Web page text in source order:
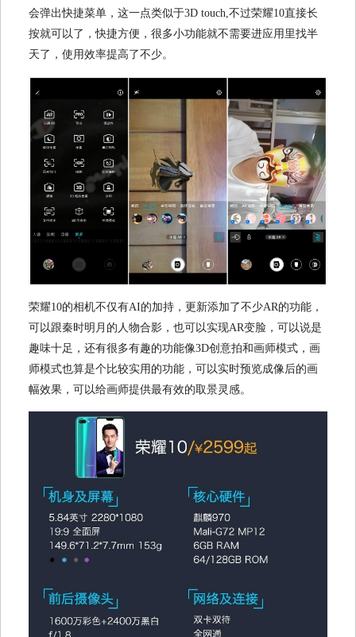
会弹出快捷菜单，这一点类似于3D touch,不过荣耀10直接长
按就可以了，快捷方便，很多小功能就不需要进应用里找半
天了，使用效率提高了不少。
荣耀10的相机不仅有AI的加持，更新添加了不少AR的功能，
可以跟秦时明月的人物合影，也可以实现AR变脸，可以说是
趣味十足，还有很多有趣的功能像3D创意拍和画师模式，画
师模式也算是个比较实用的功能，可以实时预览成像后的画
幅效果，可以给画师提供最有效的取景灵感。